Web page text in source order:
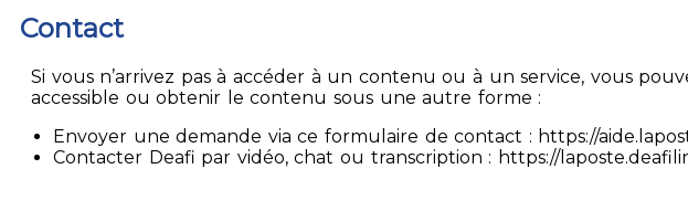
Contact
Si vous n’arrivez pas à accéder à un contenu ou à un service, vous
accessible ou obtenir le contenu sous une autre forme :
Envoyer une demande via ce formulaire de contact : https://
Contacter Deafi par vidéo, chat ou transcription : https://